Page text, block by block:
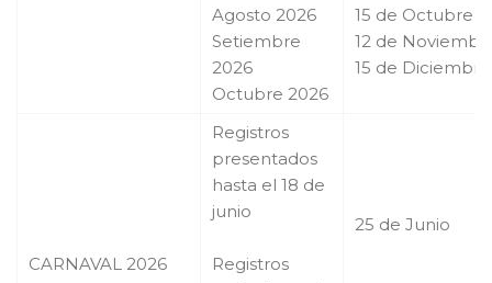
Agosto 2026
Setiembre
2026
Octubre 2026
15 de Octubre
12 de
15 de Diciembre
CARNAVAL 2026
Registros
presentados
hasta el 18 de
junio
Registros
25 de Junio